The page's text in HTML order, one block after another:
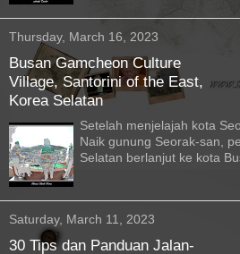
Thursday, March 16, 2023
Busan Gamcheon Culture
Village, Santorini of the East,
Korea Selatan
Setelah menjelajah kota
Naik gunung Seorak-san,
Selatan berlanjut ke kota
Saturday, March 11, 2023
30 Tips dan Panduan Jalan-